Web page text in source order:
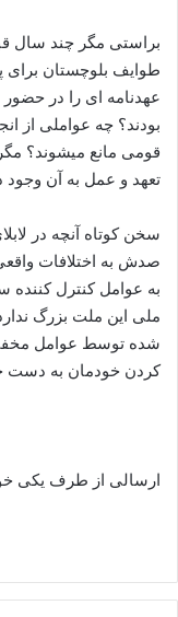
براستی مگر چند سال
طوایف بلوچستان برای
عهدنامه ای را در
بودند؟ چه عواملی از
قومی مانع میشوند؟
تعهد و عمل به آن وجود
سخن کوتاه آنچه در
صدش به اختلافات
به عوامل کنترل
ملی این ملت بزرگ
شده توسط عوامل مخفی
کردن خودمان به دست
ارسالی از طرف یکی